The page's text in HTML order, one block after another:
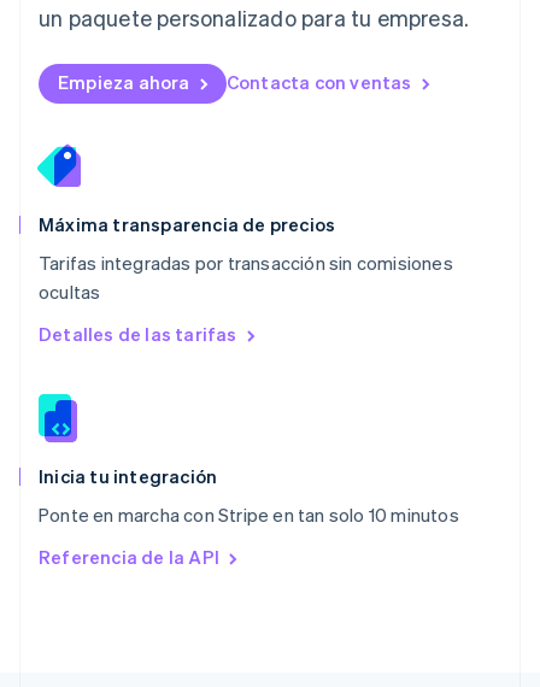
un paquete personalizado para tu empresa.
Empieza ahora Contacta con ventas
Máxima transparencia de precios
Tarifas integradas por transacción sin comisiones
ocultas
Detalles de las tarifas
Inicia tu integración
Ponte en marcha con Stripe en tan solo 10 minutos
Referencia de la API
English简体中文
English
México
Noruega
English
English
NederlandsEnglish
Polonia
English
RAE de Hong Kong, China
Reino Unido
English
English
English